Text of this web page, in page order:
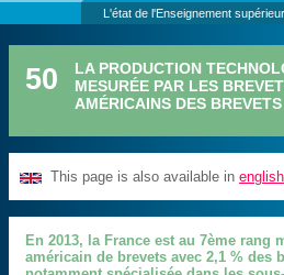
L'état de l'Enseignement
50
LA PRODUCTION
MESURÉE PAR LES
AMÉRICAINS DES BREVETS
This page is also available inenglish
En 2013, la France est au 7ème rang
américain de brevets avec 2,1 % des